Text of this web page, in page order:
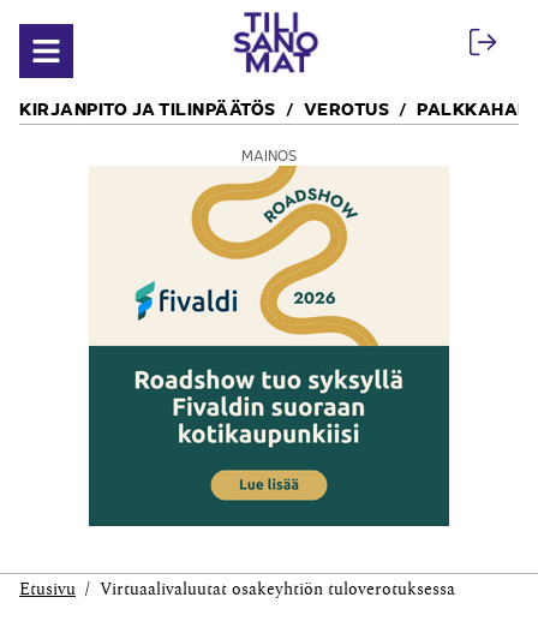
Avaa valikko
KIRJANPITO JA TILINPÄÄTÖS VEROTUS
MAINOS
Etusivu Virtuaalivaluutat osakeyhtiön tuloverotuksessa